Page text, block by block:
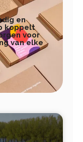
en
koppelt
voor
van elke